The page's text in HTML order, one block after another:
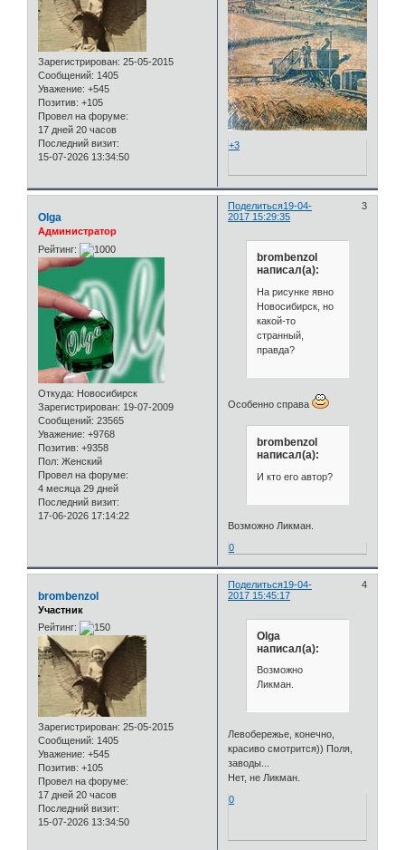
Зарегистрирован: 25-05-2015
Сообщений: 1405
Уважение: +545
Позитив: +105
Провел на форуме:
17 дней 20 часов
Последний визит:
15-07-2026 13:34:50
+3
Поделиться 3
19-04-
2017 15:29:35
Olga
Администратор
Рейтинг:
Откуда: Новосибирск
Зарегистрирован: 19-07-2009
Сообщений: 23565
Уважение: +9768
Позитив: +9358
Пол: Женский
Провел на форуме:
4 месяца 29 дней
Последний визит:
17-06-2026 17:14:22
brombenzol
написал(а):
На рисунке явно
Новосибирск, но
какой-то
странный,
правда?
Особенно справа
brombenzol
написал(а):
И кто его автор?
Возможно Ликман.
0
Поделиться 4
19-04-
2017 15:45:17
brombenzol
Участник
Рейтинг:
Зарегистрирован: 25-05-2015
Сообщений: 1405
Уважение: +545
Позитив: +105
Провел на форуме:
17 дней 20 часов
Последний визит:
15-07-2026 13:34:50
Olga
написал(а):
Возможно
Ликман.
Левобережье, конечно,
красиво смотрится)) Поля,
заводы...
Нет, не Ликман.
0